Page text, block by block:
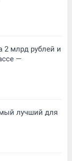
2 млрд рублей и
—
лучший для